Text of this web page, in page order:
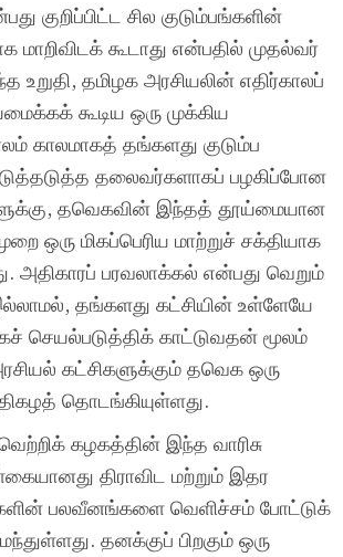
குறிப்பிட்ட சில குடும்பங்களின்
மாறிவிடக் கூடாது என்பதில் முதல்வர்
உறுதி, தமிழக அரசியலின் எதிர்காலப்
கூடிய ஒரு முக்கிய
காலமாகத் தங்களது குடும்ப
தலைவர்களாகப் பழகிப்போன
தவெகவின் இந்தத் தூய்மையான
ஒரு மிகப்பெரிய மாற்றுச் சக்தியாக
அதிகாரப் பரவலாக்கல் என்பது வெறும்
தங்களது கட்சியின் உள்ளேயே
செயல்படுத்திக் காட்டுவதன் மூலம்
கட்சிகளுக்கும் தவெக ஒரு
தொடங்கியுள்ளது.
கழகத்தின் இந்த வாரிசு
திராவிட மற்றும் இதர
பலவீனங்களை வெளிச்சம் போட்டுக்
தனக்குப் பிறகும் ஒரு